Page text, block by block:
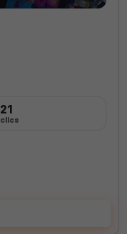
21
clics